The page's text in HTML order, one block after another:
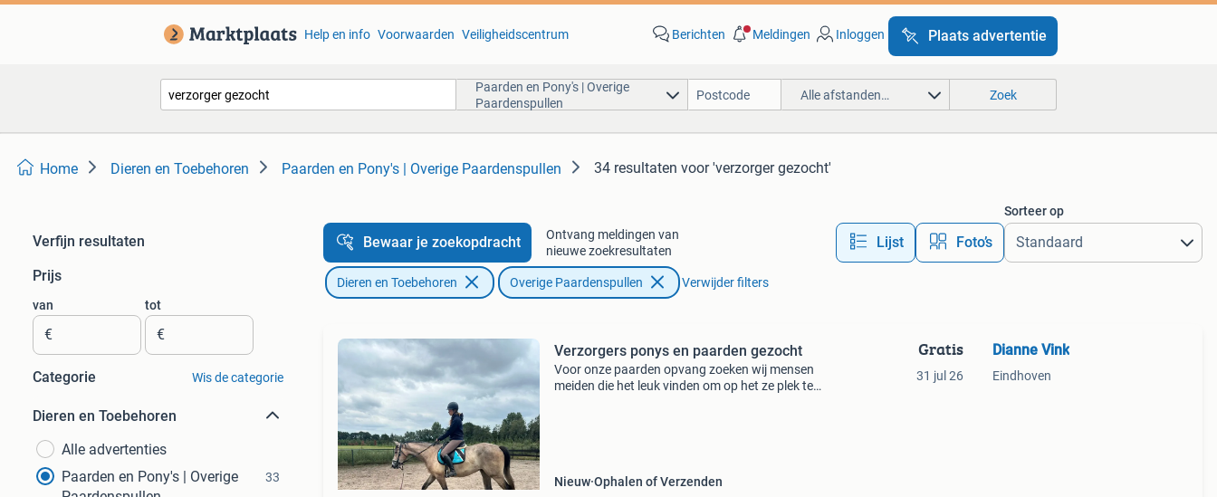
Help en info Voorwaarden Veiligheidscentrum Berichten Meldingen Inloggen Plaats advertentie
Paarden en Pony's | Overige
Paardenspullen
Alle afstanden… Zoek
Home Dieren en Toebehoren Paarden en Pony's | Overige Paardenspullen 34 resultaten voor 'verzorger gezocht'
Verfijn resultaten
Prijs
van
€
tot
€
Categorie Wis de categorie
Dieren en Toebehoren
Alle advertenties
Paarden en Pony's | Overige
33
Bewaar je zoekopdracht
Ontvang meldingen van
nieuwe zoekresultaten
Lijst Foto’s
Sorteer op
Dieren en Toebehoren Overige Paardenspullen Verwijder filters
Verzorgers ponys en paarden gezocht
Voor onze paarden opvang zoeken wij mensen
meiden die het leuk vinden om op het ze plek te
Nieuw Ophalen of Verzenden
Gratis
31 jul 26
Dianne Vink
Eindhoven